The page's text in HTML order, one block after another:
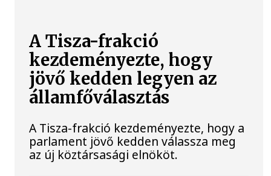
A Tisza-frakció
kezdeményezte, hogy
jövő kedden legyen az
államfőválasztás
A Tisza-frakció kezdeményezte, hogy a
parlament jövő kedden válassza meg
az új köztársasági elnököt.